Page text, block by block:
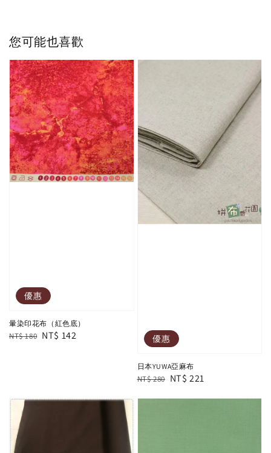
您可能也喜歡
優惠
暈染印花布（紅色底）
Regular
NT$ 180 Sale
NT$ 142 優惠
日本YUWA亞麻布
Regular
NT$ 280 Sale
NT$ 221